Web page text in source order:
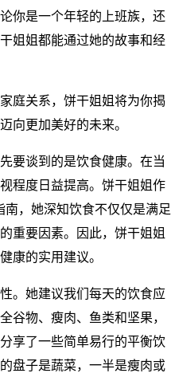
你是一个年轻的上班族，还
姐姐都能通过她的故事和经
庭关系，饼干姐姐将为你揭
向更加美好的未来。
要谈到的是饮食健康。在当
程度日益提高。饼干姐姐作
南，她深知饮食不仅仅是满足
重要因素。因此，饼干姐姐
康的实用建议。
。她建议我们每天的饮食应
谷物、瘦肉、鱼类和坚果，
享了一些简单易行的平衡饮
盘子是蔬菜，一半是瘦肉或